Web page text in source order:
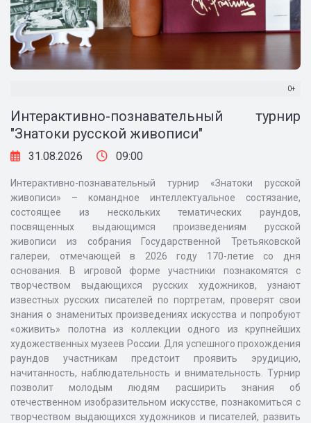
0+
Интерактивно-познавательный турнир
"Знатоки русской живописи"
31.08.2026 09:00
Интерактивно-познавательный турнир «Знатоки русской
живописи» – командное интеллектуальное состязание,
состоящее из нескольких тематических раундов,
посвященных выдающимся произведениям русской
живописи из собрания Государственной Третьяковской
галереи, отмечающей в 2026 году 170-летие со дня
основания. В игровой форме участники познакомятся с
творчеством выдающихся русских художников, узнают
известных русских писателей по портретам, проверят свои
знания о знаменитых произведениях искусства и попробуют
«оживить» полотна из коллекции одного из крупнейших
художественных музеев России. Для успешного прохождения
раундов участникам предстоит проявить эрудицию,
начитанность, наблюдательность и внимательность. Турнир
позволит молодым людям расширить знания об
отечественном изобразительном искусстве, познакомиться с
творчеством выдающихся художников и писателей, развить